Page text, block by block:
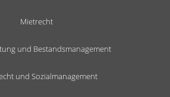
Mietrecht
und Bestandsmanagement
und Sozialmanagement